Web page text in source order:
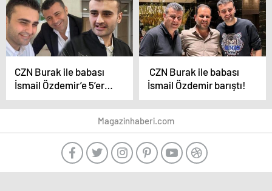
CZN Burak ile babası
İsmail Özdemir’e 5’er
yıla kadar hapis talebi!
CZN Burak ile babası
İsmail Özdemir barıştı!
Magazinhaberi.com